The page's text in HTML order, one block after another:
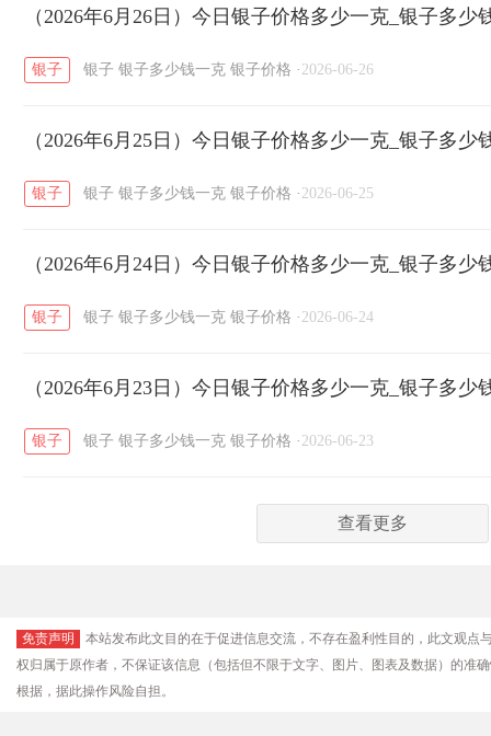
开国纪念币 大清银币 / 长城币 / 老
菜百 周生生 周大生
六福 / 金至尊 潮宏基 / 亚一金店 /
（2026年6月26日）今日银子价格多少一克_银子多少
银子 银子 银子多少钱一克 银子价格 · 2026-06-26
（2026年6月25日）今日银子价格多少一克_银子多少
银子 银子 银子多少钱一克 银子价格 · 2026-06-25
（2026年6月24日）今日银子价格多少一克_银子多少
银子 银子 银子多少钱一克 银子价格 · 2026-06-24
（2026年6月23日）今日银子价格多少一克_银子多少
银子 银子 银子多少钱一克 银子价格 · 2026-06-23
查看更多
免责声明
本站发布此文目的在于促进信息交流，不存在盈利性目的，此文观
权归属于原作者，不保证该信息（包括但不限于文字、图片、图表及数据）的准
根据，据此操作风险自担。